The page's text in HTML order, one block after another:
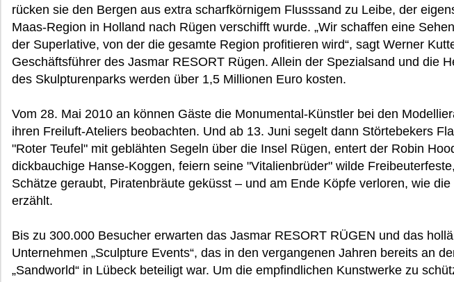
rücken sie den Bergen aus extra scharfkörnigem Flusssand zu Leibe, der
Maas-Region in Holland nach Rügen verschifft wurde. „Wir schaffen eine
der Superlative, von der die gesamte Region profitieren wird“, sagt Werner
Geschäftsführer des Jasmar RESORT Rügen. Allein der Spezialsand und die
des Skulpturenparks werden über 1,5 Millionen Euro kosten.
Vom 28. Mai 2010 an können Gäste die Monumental-Künstler bei den
ihren Freiluft-Ateliers beobachten. Und ab 13. Juni segelt dann Störtebekers
"Roter Teufel" mit geblähten Segeln über die Insel Rügen, entert der Robin
dickbauchige Hanse-Koggen, feiern seine "Vitalienbrüder" wilde
Schätze geraubt, Piratenbräute geküsst – und am Ende Köpfe verloren, wie die
erzählt.
Bis zu 300.000 Besucher erwarten das Jasmar RESORT RÜGEN und das
Unternehmen „Sculpture Events“, das in den vergangenen Jahren bereits an
„Sandworld“ in Lübeck beteiligt war. Um die empfindlichen Kunstwerke zu